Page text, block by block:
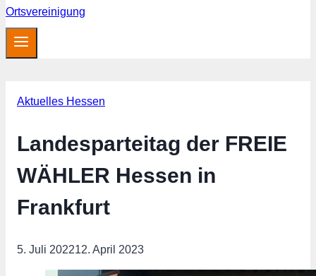
Aktuelles Hessen
Landesparteitag der FREIE
WÄHLER Hessen in
Frankfurt
5. Juli 202212. April 2023